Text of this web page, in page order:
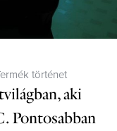
történet
aki
Pontosabban